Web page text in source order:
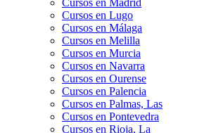
Cursos en Madrid
Cursos en Lugo
Cursos en Málaga
Cursos en Melilla
Cursos en Murcia
Cursos en Navarra
Cursos en Ourense
Cursos en Palencia
Cursos en Palmas, Las
Cursos en Pontevedra
Cursos en Rioja, La